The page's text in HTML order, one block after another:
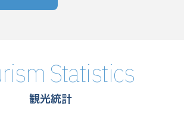
Statistics
観光統計